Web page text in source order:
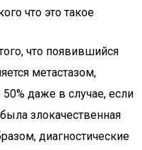
что это такое
что появившийся
метастазом,
даже в случае, если
злокачественная
диагностические